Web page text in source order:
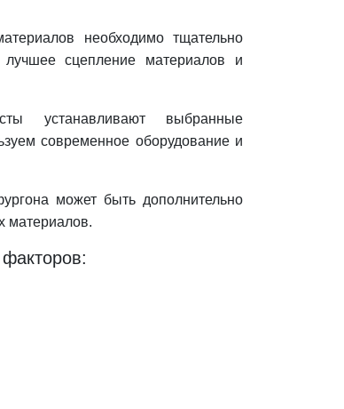
необходимо тщательно
лучшее сцепление материалов и
устанавливают выбранные
современное оборудование и
может быть дополнительно
материалов.